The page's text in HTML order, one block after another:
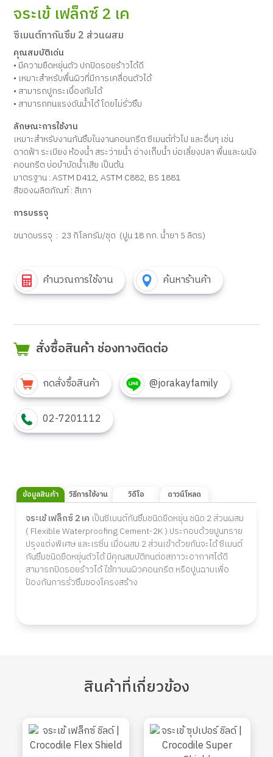
จระเข้ เฟล็กซ์ 2 เค
ซีเมนต์ทากันซึม 2 ส่วนผสม
คุณสมบัติเด่น
• มีความยืดหยุ่นตัว ปกปิดรอยร้าวได้ดี
• เหมาะสำหรับพื้นผิวที่มีการเคลื่อนตัวได้
• สามารถปูกระเบื้องทับได้
• สามารถทนแรงดันน้ำได้ โดยไม่รั่วซึม
ลักษณะการใช้งาน
เหมาะสำหรับงานกันซึมในงานคอนกรีต ซีเมนต์ทั่วไป และอื่นๆ เช่น
ดาดฟ้า ระเบียง ห้องน้ำ สระว่ายน้ำ อ่างเก็บน้ำ บ่อเลี้ยงปลา พื้นและผนัง
คอนกรีต บ่อบำบัดน้ำเสีย เป็นต้น
มาตรฐาน : ASTM D412, ASTM C882, BS 1881
สีของผลิตภัณฑ์ : สีเทา
การบรรจุ
ขนาดบรรจุ : 23 กิโลกรัม/ชุด (ปูน18กก. น้ำยา 5 ลิตร)
คำนวณการใช้งาน ค้นหาร้านค้า
สั่งซื้อสินค้า ช่องทางติดต่อ
กดสั่งซื้อสินค้า @jorakayfamily
02-7201112
ข้อมูลสินค้า วิธีการใช้งาน วิดีโอ ดาวน์โหลด
จระเข้ เฟล็กซ์ 2 เค เป็นซีเมนต์กันซึมชนิดยืดหยุ่น ชนิด 2 ส่วนผสม
( Flexible Waterproofing Cement-2K ) ประกอบด้วยปูนทราย
ปรุงแต่งพิเศษ และเรซิ่น เมื่อผสม 2 ส่วนเข้าด้วยกันจะได้ ซีเมนต์
กันซึมชนิดยืดหยุ่นตัวได้ มีคุณสมบัติทนต่อสภาวะอากาศได้ดี
สามารถปิดรอยร้าวได้ ใช้ทาบนผิวคอนกรีต หรือปูนฉาบเพื่อ
ป้องกันการรั่วซึมของโครงสร้าง
สินค้าที่เกี่ยวข้อง